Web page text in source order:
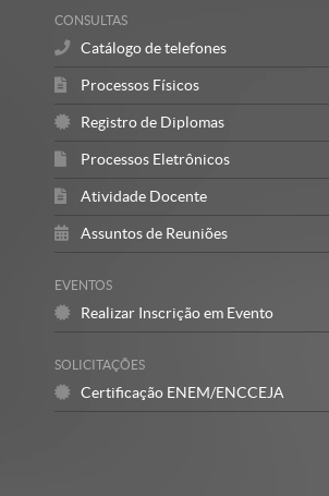
CONSULTAS
Catálogo de telefones
Processos Físicos
Registro de Diplomas
Processos Eletrônicos
Atividade Docente
Assuntos de Reuniões
EVENTOS
Realizar Inscrição em Evento
SOLICITAÇÕES
Certificação ENEM/ENCCEJA